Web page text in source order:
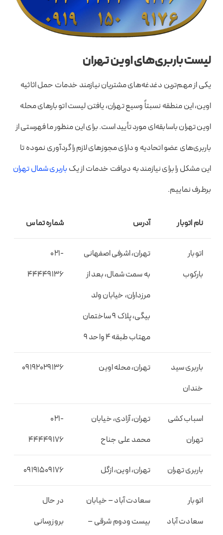
لیست باربری‌های اوین تهران
یکی از مهم‌ترین دغدغه‌های مشتریان نیازمند خدمات حمل اثاثیه
اوین، این منطقه نسبتاً وسیع تهران، یافتن لیست اتو بارهای محله
اوین تهران باسابقه‌ای مورد تأیید است. برای این منظور ما فهرستی از
باربری‌های عضو اتحادیه و دارای مجوزهای لازم را گردآوری نموده تا
این مشکل را برای نیازمند به دریافت خدمات از یک باربری شمال تهران
برطرف نماییم.
نام اتوبار آدرس شماره تماس
اتوبار
بارکوب
تهران، اشرفی اصفهانی
به سمت شمال، بعد از
مرزداران، خیابان ولد
بیگی، پلاک 9 ساختمان
مهتاب طبقه 4 واحد 9
021-
44449136
باربری سید
خندان
تهران، محله اوین 09192029136
اسباب کشی
تهران
تهران، آزادی، خیابان
محمد علی جناح
021-
44449176
باربری تهران تهران، اوین، ازگل 09191509176
اتوبار
سعادت آباد
سعادت آباد – خیابان
بیست ودوم شرقی –
در حال
بروزرسانی